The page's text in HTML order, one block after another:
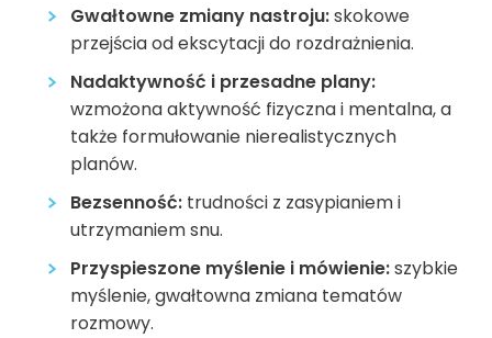
Gwałtowne zmiany nastroju:skokowe
przejścia od ekscytacji do rozdrażnienia.
Nadaktywność i przesadne plany:
wzmożona aktywność fizyczna i mentalna, a
także formułowanie nierealistycznych
planów.
Bezsenność: trudności z zasypianiem i
utrzymaniem snu.
Przyspieszone myślenie i mówienie:szybkie
myślenie, gwałtowna zmiana tematów
rozmowy.